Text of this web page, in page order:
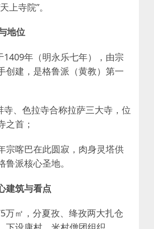
上寺院”。
地位
1409年（明永乐七年），由宗
创建，是格鲁派（黄教）第一
寺、色拉寺合称拉萨三大寺，位
之首；
宗喀巴在此圆寂，肉身灵塔供
鲁派核心圣地。
建筑与看点
万㎡，分夏孜、绛孜两大扎仓